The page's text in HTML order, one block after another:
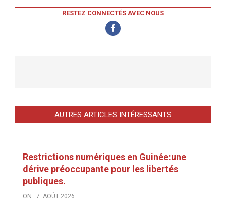
RESTEZ CONNECTÉS AVEC NOUS
AUTRES ARTICLES INTÉRESSANTS
Restrictions numériques en Guinée:une
dérive préoccupante pour les libertés
publiques.
ON: 7. AOÛT 2026